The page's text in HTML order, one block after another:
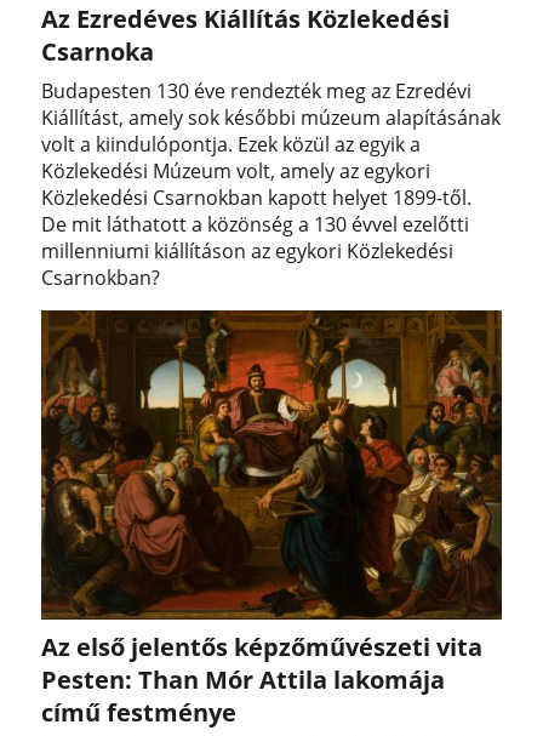
Az Ezredéves Kiállítás Közlekedési
Csarnoka
Budapesten 130 éve rendezték meg az Ezredévi
Kiállítást, amely sok későbbi múzeum alapításának
volt a kiindulópontja. Ezek közül az egyik a
Közlekedési Múzeum volt, amely az egykori
Közlekedési Csarnokban kapott helyet 1899-től.
De mit láthatott a közönség a 130 évvel ezelőtti
millenniumi kiállításon az egykori Közlekedési
Csarnokban?
Az első jelentős képzőművészeti vita
Pesten: Than Mór Attila lakomája
című festménye